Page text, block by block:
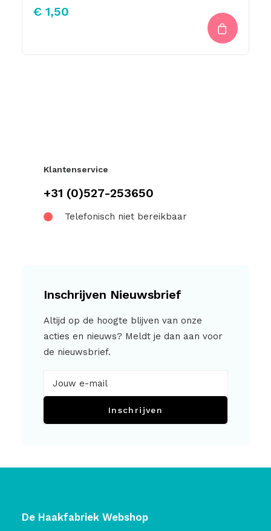
€ 1,50
Klantenservice
+31 (0)527-253650
Telefonisch niet bereikbaar
Inschrijven Nieuwsbrief
Altijd op de hoogte blijven van onze
acties en nieuws? Meldt je dan aan voor
de nieuwsbrief.
Inschrijven
De Haakfabriek Webshop